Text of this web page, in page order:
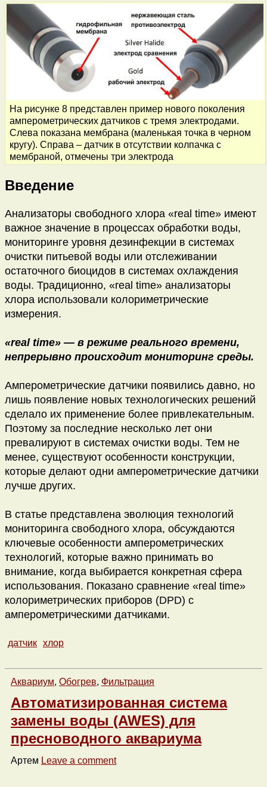
На рисунке 8 представлен пример нового поколения
амперометрических датчиков с тремя электродами.
Слева показана мембрана (маленькая точка в черном
кругу). Справа – датчик в отсутствии колпачка с
мембраной, отмечены три электрода
Введение
Анализаторы свободного хлора «real time» имеют
важное значение в процессах обработки воды,
мониторинге уровня дезинфекции в системах
очистки питьевой воды или отслеживании
остаточного биоцидов в системах охлаждения
воды. Традиционно, «real time» анализаторы
хлора использовали колориметрические
измерения.
«real time» — в режиме реального времени,
непрерывно происходит мониторинг среды.
Амперометрические датчики появились давно, но
лишь появление новых технологических решений
сделало их применение более привлекательным.
Поэтому за последние несколько лет они
превалируют в системах очистки воды. Тем не
менее, существуют особенности конструкции,
которые делают одни амперометрические датчики
лучше других.
В статье представлена эволюция технологий
мониторинга свободного хлора, обсуждаются
ключевые особенности амперометрических
технологий, которые важно принимать во
внимание, когда выбирается конкретная сфера
использования. Показано сравнение «real time»
колориметрических приборов (DPD) с
амперометрическими датчиками.
датчик хлор
Аквариум, Обогрев, Фильтрация
Автоматизированная система
замены воды (AWES) для
пресноводного аквариума
Артем Leave a comment